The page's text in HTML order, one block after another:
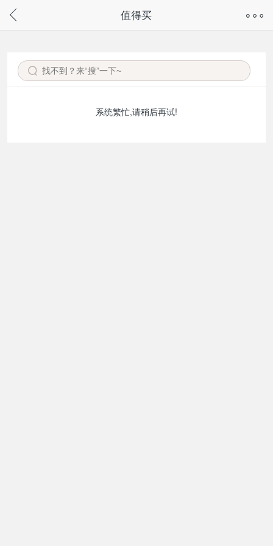
请通过微信或支付宝搜“奇兔客小程序”访问
值得买
系统繁忙,请稍后再试!